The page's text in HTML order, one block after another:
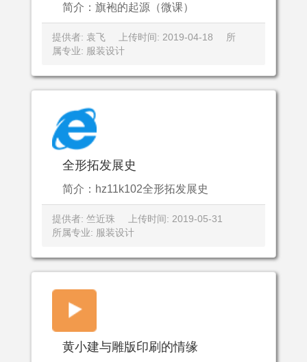
简介：旗袍的起源（微课）
提供者: 袁飞 上传时间: 2019-04-18
所
属专业: 服装设计
全形拓发展史
简介：hz11k102全形拓发展史
提供者: 竺近珠
上传时间: 2019-05-31
所属专业: 服装设计
黄小建与雕版印刷的情缘